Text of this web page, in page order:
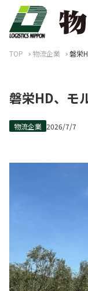
TOP 物流企業 磐栄
磐栄HD、モ
物流企業 2026/7/7